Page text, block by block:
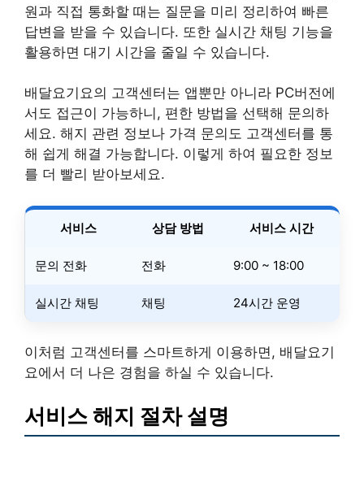
원과 직접 통화할 때는 질문을 미리 정리하여 빠른
답변을 받을 수 있습니다. 또한 실시간 채팅 기능을
활용하면 대기 시간을 줄일 수 있습니다.
배달요기요의 고객센터는 앱뿐만 아니라 PC버전에
서도 접근이 가능하니, 편한 방법을 선택해 문의하
세요. 해지 관련 정보나 가격 문의도 고객센터를 통
해 쉽게 해결 가능합니다. 이렇게 하여 필요한 정보
를 더 빨리 받아보세요.
서비스 상담 방법 서비스 시간
문의 전화 전화 9:00 ~ 18:00
실시간 채팅 채팅 24시간 운영
이처럼 고객센터를 스마트하게 이용하면, 배달요기
요에서 더 나은 경험을 하실 수 있습니다.
서비스 해지 절차 설명